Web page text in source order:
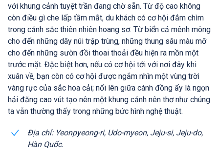
với khung cảnh tuyệt trần đang chờ sẵn. Từ độ cao không
còn điều gì che lấp tầm mắt, du khách có cơ hội đắm chìm
trong cảnh sắc thiên nhiên hoang sơ. Từ biển cả mênh mông
cho đến những dãy núi trập trùng, những thung sâu màu mỡ
cho đến những sườn đồi thoai thoải đều hiện ra mồn một
trước mặt. Đặc biệt hơn, nếu có cơ hội tới với nơi đây khi
xuân về, bạn còn có cơ hội được ngắm nhìn một vùng trời
vàng rực của sắc hoa cải; nổi lên giữa cánh đồng ấy là ngọn
hải đăng cao vút tạo nên một khung cảnh nên thơ như chúng
ta vẫn thường thấy trong những bức hình nghệ thuật.
Địa chỉ: Yeonpyeong-ri, Udo-myeon, Jeju-si, Jeju-do,
Hàn Quốc.